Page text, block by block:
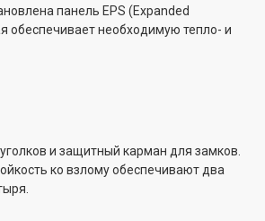
панель EPS (Expanded
обеспечивает необходимую тепло- и
и защитный карман для замков.
ко взлому обеспечивают два